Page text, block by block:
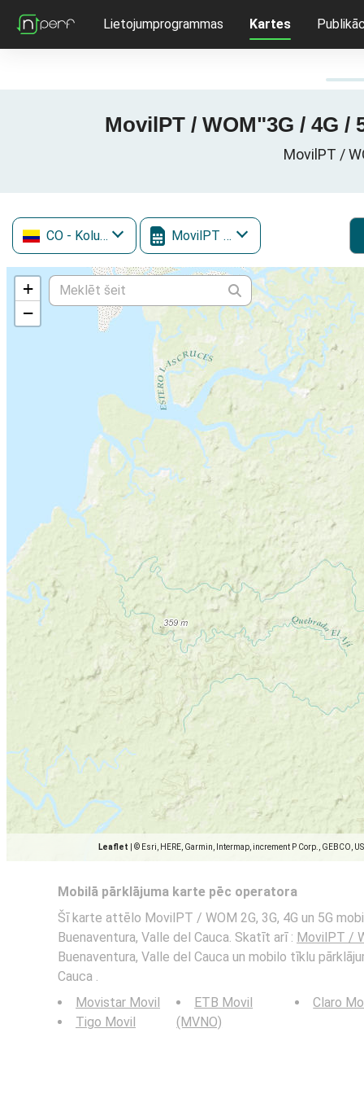
Lietojumprogrammas Kartes
MovilPT / WOM"3G / 4G
MovilPT /
CO - Kolumbija MovilPT / WOM
+
−
Leaflet © Esri, HERE, Garmin, Intermap, increment P Corp., GEBCO,
Mobilā pārklājuma karte pēc operatora
Šī karte attēlo MovilPT / WOM 2G, 3G, 4G un 5G
Buenaventura, Valle del Cauca. Skatīt arī : MovilPT /
Buenaventura, Valle del Cauca un mobilo tīklu
Cauca .
Movistar Movil
Tigo Movil
ETB Movil
(MVNO)
Claro